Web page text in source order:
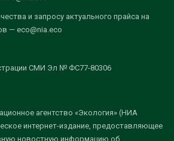
и запросу актуального прайса на
— eco@nia.eco
СМИ Эл № ФС77-80306
агентство «Экология» (НИА
интернет-издание, предоставляющее
новостную информацию об